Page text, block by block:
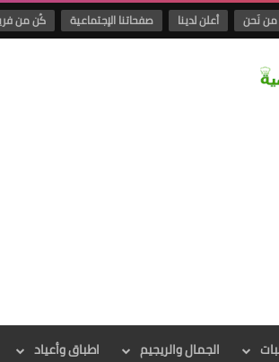
من نَحن أعلن لدينا صفحاتنا الإجتماعية كُن من
الجمال والريجيم اطباق وأعياد